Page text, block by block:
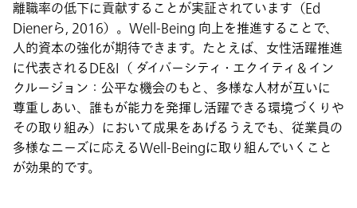
離職率の低下に貢献することが実証されています（Ed
Dienerら, 2016）。Well-Being 向上を推進することで、
人的資本の強化が期待できます。たとえば、女性活躍推進
に代表されるDE&I（ ダイバーシティ・エクイティ＆イン
クルージョン：公平な機会のもと、多様な人材が互いに
尊重しあい、誰もが能力を発揮し活躍できる環境づくりや
その取り組み）において成果をあげるうえでも、従業員の
多様なニーズに応えるWell-Beingに取り組んでいくこと
が効果的です。